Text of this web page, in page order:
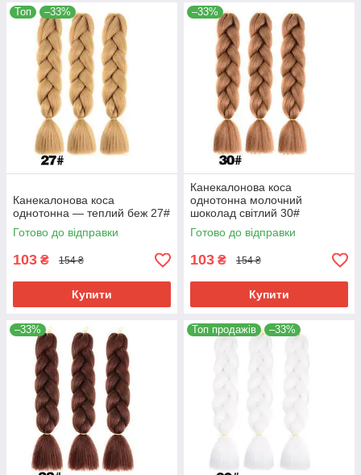
Топ –33%
Канекалонова коса
однотонна — теплий беж 27#
Готово до відправки
103 ₴ 154 ₴
Купити
–33%
Канекалонова коса
однотонна молочний
шоколад світлий 30#
Готово до відправки
103 ₴ 154 ₴
Купити
–33% Топ продажів –33%